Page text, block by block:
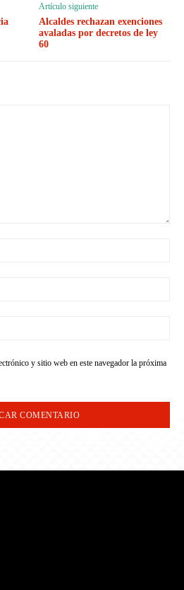
Artículo siguiente
Alcaldes rechazan exenciones
avaladas por decretos de ley
60
y sitio web en este navegador la próxima